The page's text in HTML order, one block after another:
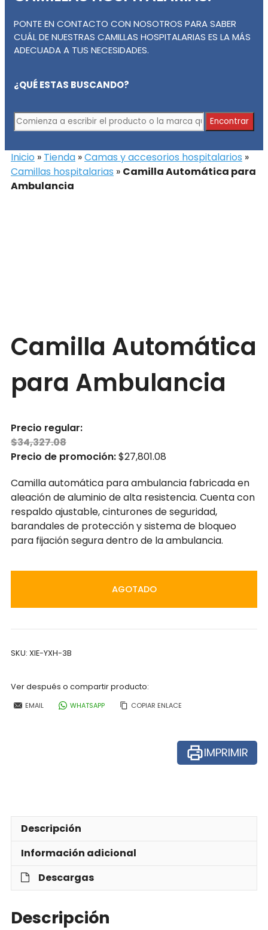
PONTE EN CONTACTO CON NOSOTROS PARA SABER
CUÁL DE NUESTRAS CAMILLAS HOSPITALARIAS ES LA MÁS
ADECUADA A TUS NECESIDADES.
¿QUÉ ESTAS BUSCANDO?
Comienza
a
escribir
el
producto
o
Encontrar
Inicio » Tienda »Camas y accesorios hospitalarios »
Camillas hospitalarias » Camilla Automática para
Ambulancia
Camilla Automática
para Ambulancia
Precio regular:
$34,327.08
Precio de promoción:$27,801.08
Camilla automática para ambulancia fabricada en
aleación de aluminio de alta resistencia. Cuenta con
respaldo ajustable, cinturones de seguridad,
barandales de protección y sistema de bloqueo
para fijación segura dentro de la ambulancia.
AGOTADO
SKU: XIE-YXH-3B
Ver después o compartir producto:
EMAIL WHATSAPP COPIAR ENLACE
IMPRIMIR
Descripción
Información adicional
Descargas
Descripción